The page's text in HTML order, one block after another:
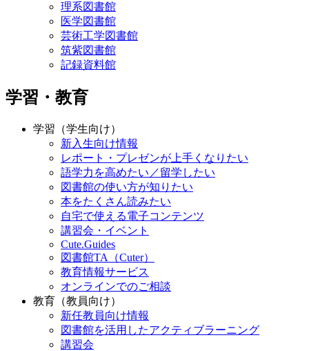
理系図書館
医学図書館
芸術工学図書館
筑紫図書館
記録資料館
学習・教育
学習（学生向け）
新入生向け情報
レポート・プレゼンが上手くなりたい
語学力を高めたい／留学したい
図書館の使い方が知りたい
本をたくさん読みたい
自宅で使える電子コンテンツ
講習会・イベント
Cute.Guides
図書館TA（Cuter）
教育情報サービス
オンラインでのご相談
教育（教員向け）
新任教員向け情報
図書館を活用したアクティブラーニング
講習会